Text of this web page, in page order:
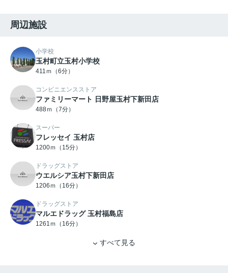
周辺施設
小学校
玉村町立玉村小学校
411ｍ（6分）
コンビニエンスストア
ファミリーマート 日野屋玉村下新田店
488ｍ（7分）
スーパー
フレッセイ 玉村店
1200ｍ（15分）
ドラッグストア
ウエルシア玉村下新田店
1206ｍ（16分）
ドラッグストア
マルエドラッグ 玉村福島店
1261ｍ（16分）
すべて見る